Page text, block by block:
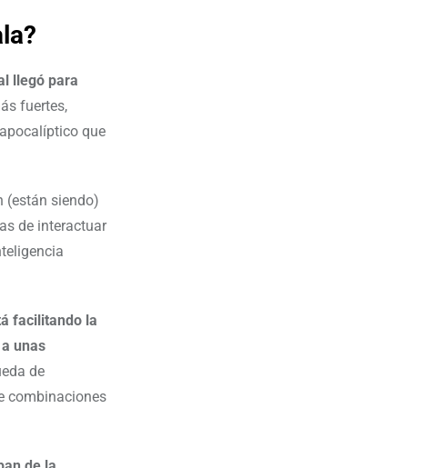
llegó para
fuertes,
que
(están siendo)
de interactuar
facilitando la
unas
de
combinaciones